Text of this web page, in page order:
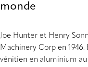
monde
Joe Hunter et Henry
Machinery Corp en
vénitien en aluminium